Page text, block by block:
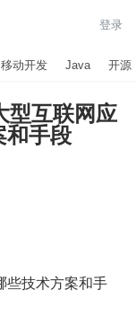
登录
移动开发 Java 开源
型互联网应
和手段
些技术方案和手